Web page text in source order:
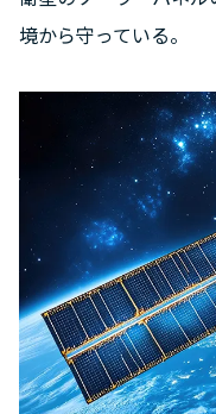
境から守っている。